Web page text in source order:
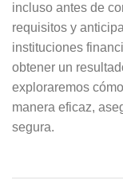
incluso antes de
requisitos y
instituciones
obtener un
exploraremos
manera eficaz,
segura.